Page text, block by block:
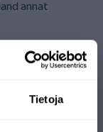
Tietoja
annat
ämnen,